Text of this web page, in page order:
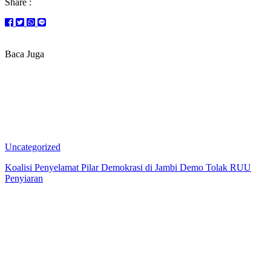
Baca Juga
Uncategorized
Koalisi Penyelamat Pilar Demokrasi di Jambi Demo Tolak RUU
Penyiaran